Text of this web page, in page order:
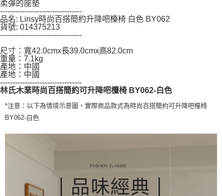
請求用戶進行身份認證。
５．嚴禁一人註冊多個帳號或使用他人資訊註冊。若發現惡意使用之情形，
恩沛科技股份有限公司將有權停止該用戶之使用額度並採取法律行動。
柔彈的座墊
---------------------------------
品名: Linsy時尚百搭簡約升降吧檯椅 白色 BY062
貨號: 014375213
---------------------------------
尺寸：寬42.0cmx長39.0cmx高82.0cm
重量：7.1kg
產地：中國
產地：中國
---------------------------------
林氏木業時尚百搭簡約可升降吧檯椅 BY062-白色
*注意：以下為情境示意圖，實際商品款式為時尚百搭簡約可升降吧檯椅
BY062-白色